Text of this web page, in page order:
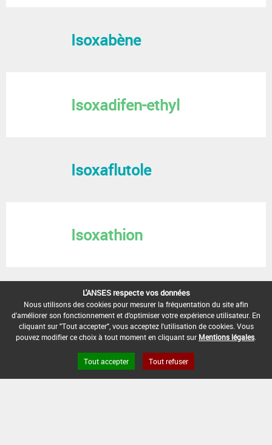
Isoxabène
Isoxadifen-ethyl
Isoxaflutole
Isoxathion
L'ANSES respecte vos données
Nous utilisons des cookies pour mesurer la fréquentation du site afin
d'améliorer son fonctionnement et d'optimiser votre expérience utilisateur. En
cliquant sur "Tout accepter", vous acceptez l'utilisation de cookies. Vous
pouvez modifier ce choix à tout moment en cliquant sur Mentions légales
Tout accepter Tout refuser